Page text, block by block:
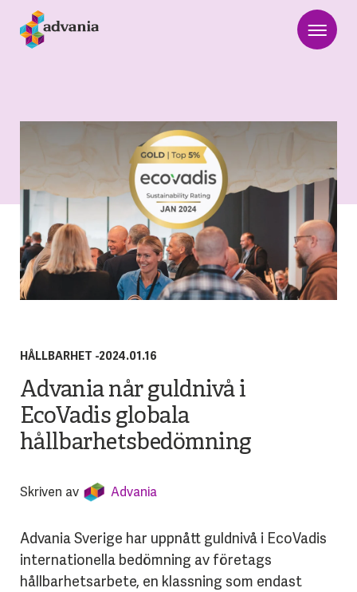
HÅLLBARHET -2024.01.16
Advania når guldnivå i
EcoVadis globala
hållbarhetsbedömning
Skriven av Advania
Advania Sverige har uppnått guldnivå i EcoVadis
internationella bedömning av företags
hållbarhetsarbete, en klassning som endast